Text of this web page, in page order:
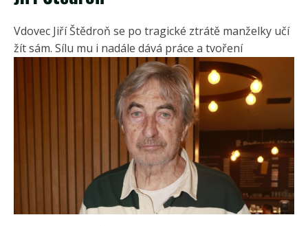
Vdovec Jiří Štědroň se po tragické ztrátě manželky učí
žít sám. Sílu mu i nadále dává práce a tvoření